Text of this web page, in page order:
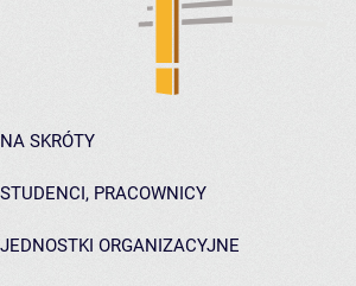
NA SKRÓTY
STUDENCI, PRACOWNICY
JEDNOSTKI ORGANIZACYJNE